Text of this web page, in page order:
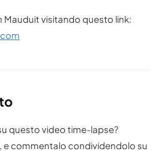
Mauduit visitando questo link:
questo video time-lapse?
e commentalo condividendolo su